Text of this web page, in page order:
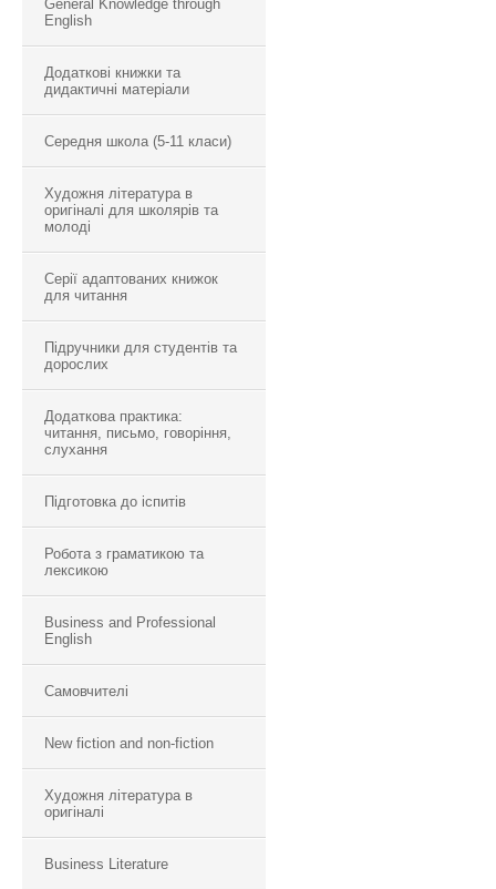
General Knowledge through
English
Додаткові книжки та
дидактичні матеріали
Середня школа (5-11 класи)
Художня література в
оригіналі для школярів та
молоді
Серії адаптованих книжок
для читання
Підручники для студентів та
дорослих
Додаткова практика:
читання, письмо, говоріння,
слухання
Підготовка до іспитів
Робота з граматикою та
лексикою
Business and Professional
English
Самовчителі
New fiction and non-fiction
Художня література в
оригіналі
Business Literature